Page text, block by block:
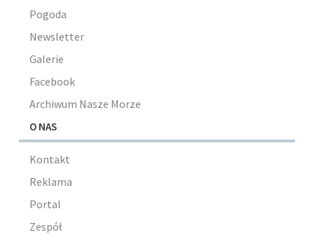
Pogoda
Newsletter
Galerie
Facebook
Archiwum Nasze Morze
O NAS
Kontakt
Reklama
Portal
Zespół